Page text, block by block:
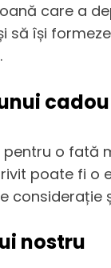
care a
să își
o
poate fi
considerație
nostru